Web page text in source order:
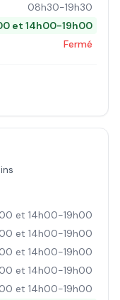
08h30-19h30
et 14h00-19h00
Fermé
et 14h00-19h00
et 14h00-19h00
et 14h00-19h00
et 14h00-19h00
et 14h00-19h00